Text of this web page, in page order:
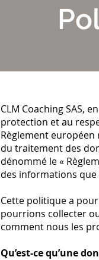
CLM Coaching SAS,
protection et au
Règlement européen
du traitement des
dénommé le «
des informations
Cette politique a
pourrions collecter
comment nous les
Qu’est-ce qu’une